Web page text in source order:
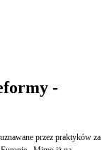
-
przez praktyków za